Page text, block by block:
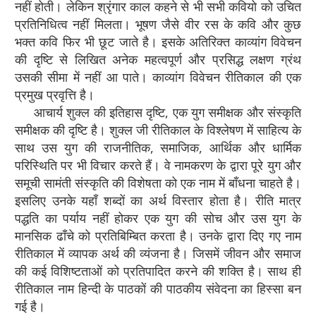
नहीं होती। लेकिन श्रृंगार काल कहने से भी सभी कवियो को उचित
प्रतिनिधित्व नहीं मिलता। भूषण जैसे वीर रस के कवि और कुछ
भक्त कवि फिर भी छूट जाते है। इसके अतिरिक्त काव्यांग विवेचन
की दृष्टि से लिखित अनेक महत्वपूर्ण और प्रसिद्ध लक्षण ग्रंथ
उसकी सीमा में नहीं आ पाते। काव्यांग विवेचन रीतिकाल की एक
प्रमुख प्रवृत्ति है।
आचार्य शुक्ल की इतिहास दृष्टि, एक युग समीक्षक और संस्कृति
समीक्षक की दृष्टि है। शुक्ल जी रीतिकाल के विश्लेषण में साहित्य के
साथ उस युग की राजनीतिक, समाजिक, आर्थिक और धार्मिक
परिस्थिति पर भी विचार करते हैं। वे नामकरण के द्वारा पूरे युग और
समूची सामंती संस्कृति की विशेषता को एक नाम में बाँधना चाहते है।
इसलिए उनके यहाँ शब्दों का अर्थ विस्तार होता है। रीति मात्र
पद्धति का पर्याय नहीं होकर एक युग की सोच और उस युग के
मानसिक ढाँचे को प्रतिबिम्बित करता है। उनके द्वारा दिए गए नाम
रीतिकाल में व्यापक अर्थ की व्यंजना है। जिसमें जीवन और समाज
की कई विशिष्टताओं को प्रतिपादित करने की शक्ति है। साथ ही
रीतिकाल नाम हिन्दी के पाठकों की पाठकीय संवेदना का हिस्सा बन
गई है।